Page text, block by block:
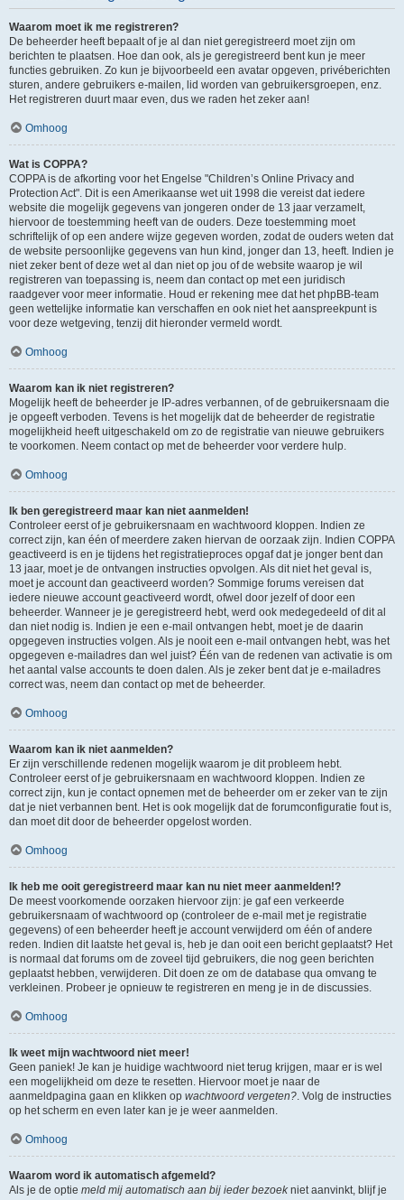
Waarom moet ik me registreren?
De beheerder heeft bepaalt of je al dan niet geregistreerd moet zijn om
berichten te plaatsen. Hoe dan ook, als je geregistreerd bent kun je meer
functies gebruiken. Zo kun je bijvoorbeeld een avatar opgeven, privéberichten
sturen, andere gebruikers e-mailen, lid worden van gebruikersgroepen, enz.
Het registreren duurt maar even, dus we raden het zeker aan!
Omhoog
Wat is COPPA?
COPPA is de afkorting voor het Engelse "Children’s Online Privacy and
Protection Act". Dit is een Amerikaanse wet uit 1998 die vereist dat iedere
website die mogelijk gegevens van jongeren onder de 13 jaar verzamelt,
hiervoor de toestemming heeft van de ouders. Deze toestemming moet
schriftelijk of op een andere wijze gegeven worden, zodat de ouders weten dat
de website persoonlijke gegevens van hun kind, jonger dan 13, heeft. Indien je
niet zeker bent of deze wet al dan niet op jou of de website waarop je wil
registreren van toepassing is, neem dan contact op met een juridisch
raadgever voor meer informatie. Houd er rekening mee dat het phpBB-team
geen wettelijke informatie kan verschaffen en ook niet het aanspreekpunt is
voor deze wetgeving, tenzij dit hieronder vermeld wordt.
Omhoog
Waarom kan ik niet registreren?
Mogelijk heeft de beheerder je IP-adres verbannen, of de gebruikersnaam die
je opgeeft verboden. Tevens is het mogelijk dat de beheerder de registratie
mogelijkheid heeft uitgeschakeld om zo de registratie van nieuwe gebruikers
te voorkomen. Neem contact op met de beheerder voor verdere hulp.
Omhoog
Ik ben geregistreerd maar kan niet aanmelden!
Controleer eerst of je gebruikersnaam en wachtwoord kloppen. Indien ze
correct zijn, kan één of meerdere zaken hiervan de oorzaak zijn. Indien COPPA
geactiveerd is en je tijdens het registratieproces opgaf dat je jonger bent dan
13 jaar, moet je de ontvangen instructies opvolgen. Als dit niet het geval is,
moet je account dan geactiveerd worden? Sommige forums vereisen dat
iedere nieuwe account geactiveerd wordt, ofwel door jezelf of door een
beheerder. Wanneer je je geregistreerd hebt, werd ook medegedeeld of dit al
dan niet nodig is. Indien je een e-mail ontvangen hebt, moet je de daarin
opgegeven instructies volgen. Als je nooit een e-mail ontvangen hebt, was het
opgegeven e-mailadres dan wel juist? Één van de redenen van activatie is om
het aantal valse accounts te doen dalen. Als je zeker bent dat je e-mailadres
correct was, neem dan contact op met de beheerder.
Omhoog
Waarom kan ik niet aanmelden?
Er zijn verschillende redenen mogelijk waarom je dit probleem hebt.
Controleer eerst of je gebruikersnaam en wachtwoord kloppen. Indien ze
correct zijn, kun je contact opnemen met de beheerder om er zeker van te zijn
dat je niet verbannen bent. Het is ook mogelijk dat de forumconfiguratie fout is,
dan moet dit door de beheerder opgelost worden.
Omhoog
Ik heb me ooit geregistreerd maar kan nu niet meer aanmelden!?
De meest voorkomende oorzaken hiervoor zijn: je gaf een verkeerde
gebruikersnaam of wachtwoord op (controleer de e-mail met je registratie
gegevens) of een beheerder heeft je account verwijderd om één of andere
reden. Indien dit laatste het geval is, heb je dan ooit een bericht geplaatst? Het
is normaal dat forums om de zoveel tijd gebruikers, die nog geen berichten
geplaatst hebben, verwijderen. Dit doen ze om de database qua omvang te
verkleinen. Probeer je opnieuw te registreren en meng je in de discussies.
Omhoog
Ik weet mijn wachtwoord niet meer!
Geen paniek! Je kan je huidige wachtwoord niet terug krijgen, maar er is wel
een mogelijkheid om deze te resetten. Hiervoor moet je naar de
aanmeldpagina gaan en klikken op wachtwoord vergeten?. Volg de instructies
op het scherm en even later kan je je weer aanmelden.
Omhoog
Waarom word ik automatisch afgemeld?
Als je de optie meld mij automatisch aan bij ieder bezoekniet aanvinkt, blijf je